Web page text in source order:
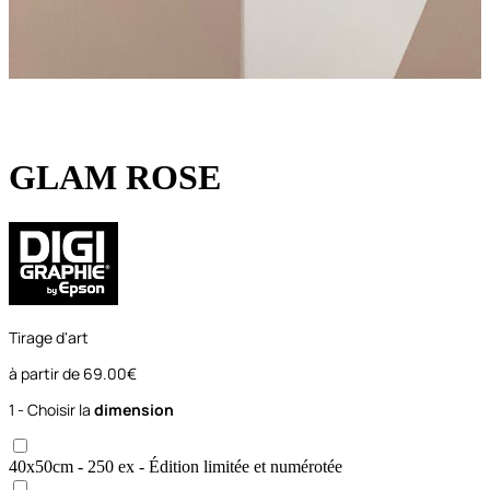
GLAM ROSE
Tirage d'art
à partir de 69.00€
1 - Choisir la dimension
40x50cm - 250 ex - Édition limitée et numérotée